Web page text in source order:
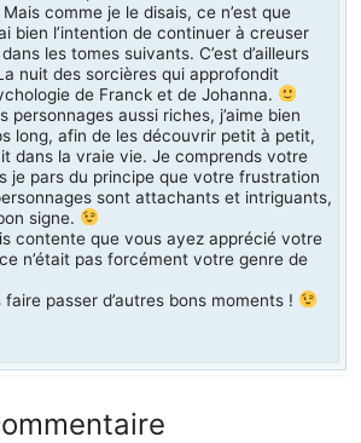
comme je le disais, ce n’est que
bien l’intention de continuer à creuser
les tomes suivants. C’est d’ailleurs
nuit des sorcières qui approfondit
de Franck et de Johanna.
personnages aussi riches, j’aime bien
long, afin de les découvrir petit à petit,
dans la vraie vie. Je comprends votre
je pars du principe que votre frustration
sont attachants et intriguants,
signe.
contente que vous ayez apprécié votre
n’était pas forcément votre genre de
passer d’autres bons moments !